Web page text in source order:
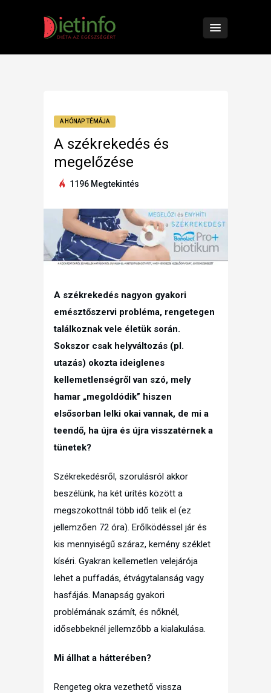
A HÓNAP TÉMÁJA
A székrekedés és
megelőzése
1196 Megtekintés
A székrekedés nagyon gyakori
emésztőszervi probléma, rengetegen
találkoznak vele életük során.
Sokszor csak helyváltozás (pl.
utazás) okozta ideiglenes
kellemetlenségről van szó, mely
hamar „megoldódik” hiszen
elsősorban lelki okai vannak, de mi a
teendő, ha újra és újra visszatérnek a
tünetek?
Székrekedésről, szorulásról akkor
beszélünk, ha két ürítés között a
megszokottnál több idő telik el (ez
jellemzően 72 óra). Erőlködéssel jár és
kis mennyiségű száraz, kemény széklet
kíséri. Gyakran kellemetlen velejárója
lehet a puffadás, étvágytalanság vagy
hasfájás. Manapság gyakori
problémának számít, és nőknél,
idősebbeknél jellemzőbb a kialakulása.
Mi állhat a hátterében?
Rengeteg okra vezethető vissza